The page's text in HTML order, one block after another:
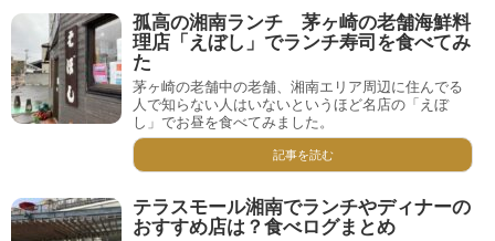
孤高の湘南ランチ 茅ヶ崎の老舗海鮮料
理店「えぼし」でランチ寿司を食べてみ
た
茅ヶ崎の老舗中の老舗、湘南エリア周辺に住んでる
人で知らない人はいないというほど名店の「えぼ
し」でお昼を食べてみました。
記事を読む
テラスモール湘南でランチやディナーの
おすすめ店は？食べログまとめ